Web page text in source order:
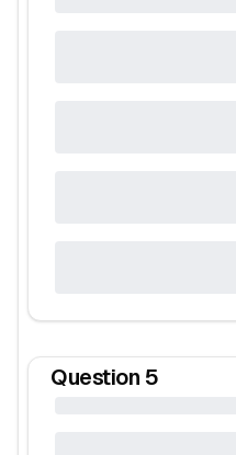
Question 5